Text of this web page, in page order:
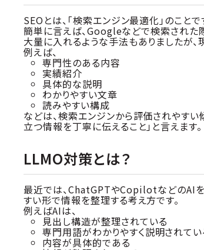
SEOとは、「検索エンジン最適化」のことで
簡単に言えば、Googleなどで検索された
大量に入れるような手法もありましたが
例えば、
専門性のある内容
実績紹介
具体的な説明
わかりやすい文章
読みやすい構成
などは、検索エンジンから評価されやすい
立つ情報を丁寧に伝えること」と言えます。
LLMO対策とは？
最近では、ChatGPTやCopilotなどのAIを
すい形で情報を整理する考え方です。
例えばAIは、
見出し構造が整理されている
専門用語がわかりやすく説明されてい
内容が具体的である